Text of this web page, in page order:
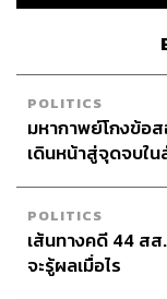
POLITICS
มหากาพย์โกงข้อ
เดินหน้าสู่จุดจบใ
POLITICS
เส้นทางคดี 44 ส
จะรู้ผลเมื่อไร